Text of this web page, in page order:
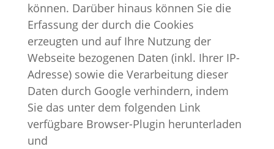
können. Darüber hinaus können Sie die
Erfassung der durch die Cookies
erzeugten und auf Ihre Nutzung der
Webseite bezogenen Daten (inkl. Ihrer IP-
Adresse) sowie die Verarbeitung dieser
Daten durch Google verhindern, indem
Sie das unter dem folgenden Link
verfügbare Browser-Plugin herunterladen
und